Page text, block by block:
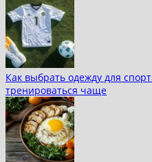
Как выбрать одежду для
тренироваться чаще